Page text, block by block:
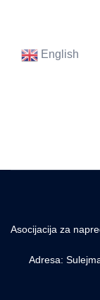
English
Asocijacija za
Adresa: